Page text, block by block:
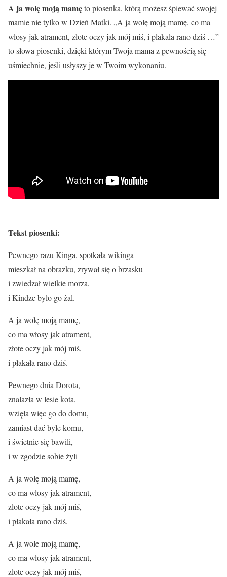
A ja wolę moją mamęto piosenka, którą możesz śpiewać swojej
mamie nie tylko w Dzień Matki. „A ja wolę moją mamę, co ma
włosy jak atrament, złote oczy jak mój miś, i płakała rano dziś …”
to słowa piosenki, dzięki którym Twoja mama z pewnością się
uśmiechnie, jeśli usłyszy je w Twoim wykonaniu.
Tekst piosenki:
Pewnego razu Kinga, spotkała wikinga
mieszkał na obrazku, zrywał się o brzasku
i zwiedzał wielkie morza,
i Kindze było go żal.
A ja wolę moją mamę,
co ma włosy jak atrament,
złote oczy jak mój miś,
i płakała rano dziś.
Pewnego dnia Dorota,
znalazła w lesie kota,
wzięła więc go do domu,
zamiast dać byle komu,
i świetnie się bawili,
i w zgodzie sobie żyli
A ja wolę moją mamę,
co ma włosy jak atrament,
złote oczy jak mój miś,
i płakała rano dziś.
A ja wole moją mamę,
co ma włosy jak atrament,
złote oczy jak mój miś,